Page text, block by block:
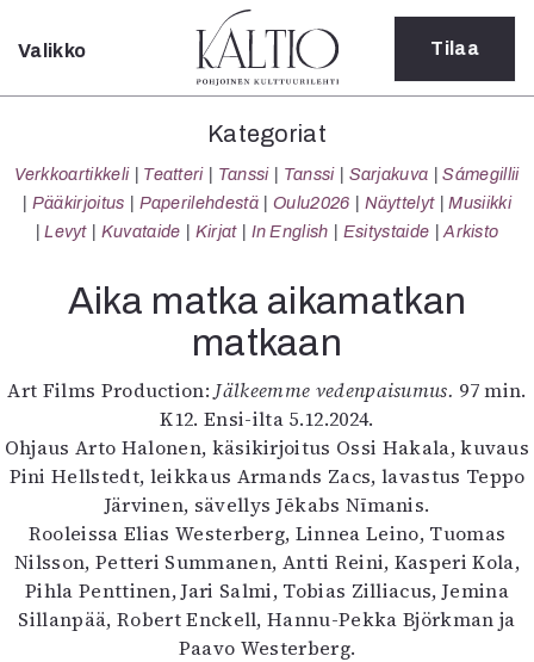
Sulje
Kategoriat
Verkkoartikkeli
Teatteri
Tanssi
Sarjakuva
Sámegillii
Pääkirjoitus
Oulu2026
Näyttelyt
Musiikki
Levyt
Kuvataide
Kirjat
In English
Esitystaide
Arkisto
Valikko Tilaa
Kategoriat
Verkkoartikkeli Teatteri Tanssi Tanssi Sarjakuva
Sámegillii
Pääkirjoitus
Paperilehdestä Oulu2026 Näyttelyt
Musiikki
Levyt
Kuvataide Kirjat In English Esitystaide Arkisto
Aika matka aikamatkan
matkaan
Art Films Production: Jälkeemme vedenpaisumus. 97 min.
K12. Ensi-ilta 5.12.2024.
Ohjaus Arto Halonen, käsikirjoitus Ossi Hakala, kuvaus
Pini Hellstedt, leikkaus Armands Zacs, lavastus Teppo
Järvinen, sävellys Jēkabs Nīmanis.
Rooleissa Elias Westerberg, Linnea Leino, Tuomas
Nilsson, Petteri Summanen, Antti Reini, Kasperi Kola,
Pihla Penttinen, Jari Salmi, Tobias Zilliacus, Jemina
Sillanpää, Robert Enckell, Hannu-Pekka Björkman ja
Paavo Westerberg.